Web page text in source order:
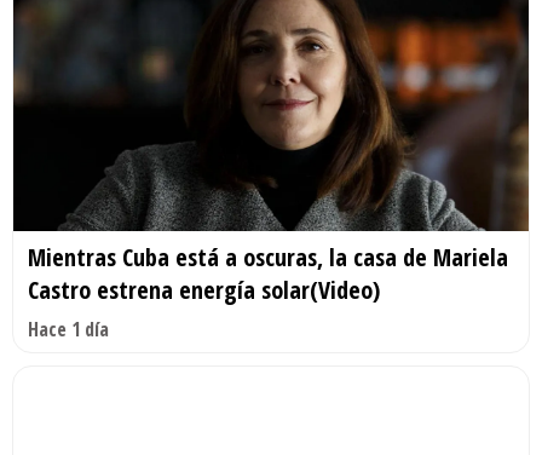
Mientras Cuba está a oscuras, la casa de Mariela
Castro estrena energía solar(Video)
Hace 1 día